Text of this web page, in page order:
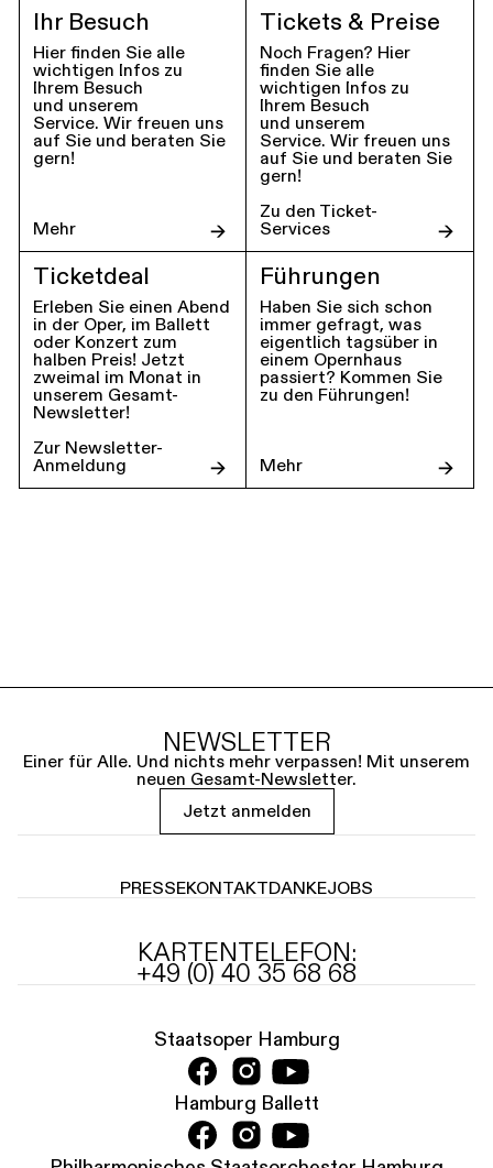
Ihr Besuch
Hier finden Sie alle
wichtigen Infos zu
Ihrem Besuch
und unserem
Service. Wir freuen uns
auf Sie und beraten Sie
gern!
Mehr
Tickets & Preise
Noch Fragen? Hier
finden Sie alle
wichtigen Infos zu
Ihrem Besuch
und unserem
Service. Wir freuen uns
auf Sie und beraten Sie
gern!
Zu den Ticket-
Services
Ticketdeal
Erleben Sie einen Abend
in der Oper, im Ballett
oder Konzert zum
halben Preis! Jetzt
zweimal im Monat in
unserem Gesamt-
Newsletter!
Zur Newsletter-
Anmeldung
Führungen
Haben Sie sich schon
immer gefragt, was
eigentlich tagsüber in
einem Opernhaus
passiert? Kommen Sie
zu den Führungen!
Mehr
NEWSLETTER
Einer für Alle. Und nichts mehr verpassen! Mit unserem
neuen Gesamt-Newsletter.
Jetzt anmelden
PRESSEKONTAKTDANKEJOBS
KARTENTELEFON:
+49 (0) 40 35 68 68
Staatsoper Hamburg
Hamburg Ballett